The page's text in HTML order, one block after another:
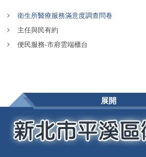
衛生所醫療服務滿意度調查問卷
主任與民有約
便民服務-市府雲端櫃台
展開